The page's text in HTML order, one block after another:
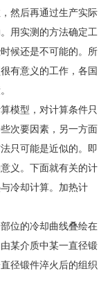
然后再通过生产实际
用实测的方法确定工
候还是不可能的。所
有意义的工作，各国
模型，对计算条件只
次要因素，另一方面
只可能是近似的。即
义。下面就有关的计
冷却计算。加热计
位的冷却曲线叠绘在
某介质中某一直径锻
径锻件淬火后的组织